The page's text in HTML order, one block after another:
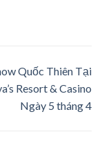
Quốc Thiên Tại
Resort & Casino
Ngày 5 tháng 4